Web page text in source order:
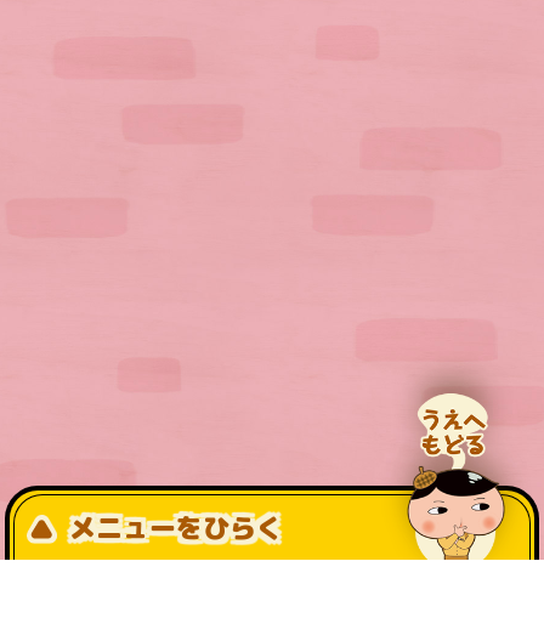
メニューをひらく
公式SNS一覧